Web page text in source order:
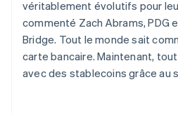
véritablement évolutifs pour
commenté Zach Abrams, PDG
Bridge. Tout le monde sait
carte bancaire. Maintenant,
avec des stablecoins grâce au
Royaume-Uni
English
Singapour
English 简体中文
Slovaquie
English